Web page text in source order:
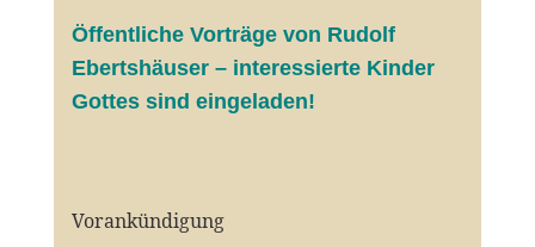
Öffentliche Vorträge von Rudolf
Ebertshäuser – interessierte Kinder
Gottes sind eingeladen!
Vorankündigung